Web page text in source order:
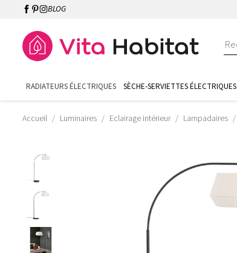
BLOG
RADIATEURS ÉLECTRIQUES SÈCHE-SERVIETTES ÉLECTRIQUES
Accueil Luminaires Eclairage intérieur Lampadaires